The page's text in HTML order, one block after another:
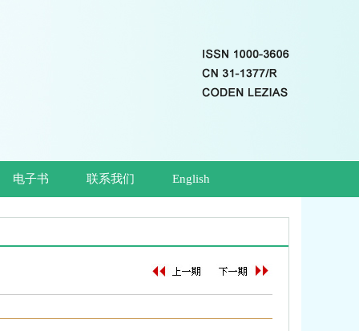
电子书 联系我们 English